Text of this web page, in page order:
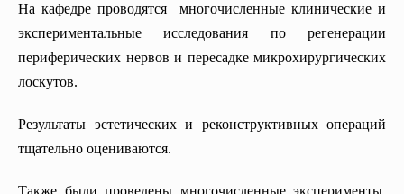
На кафедре проводятся многочисленные клинические и
экспериментальные исследования по регенерации
периферических нервов и пересадке микрохирургических
лоскутов.
Результаты эстетических и реконструктивных операций
тщательно оцениваются.